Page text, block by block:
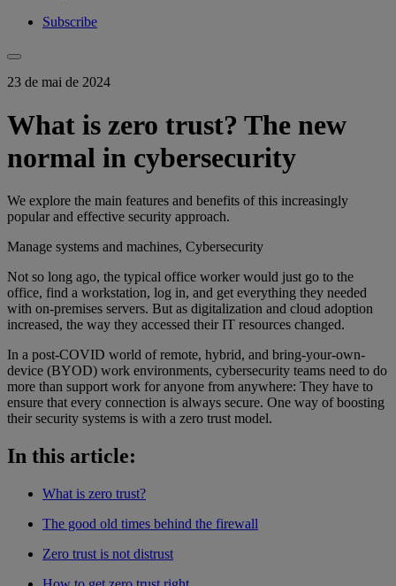
Subscribe
23 de mai de 2024
What is zero trust? The new
normal in cybersecurity
We explore the main features and benefits of this increasingly
popular and effective security approach.
Manage systems and machines, Cybersecurity
Not so long ago, the typical office worker would just go to the
office, find a workstation, log in, and get everything they needed
with on-premises servers. But as digitalization and cloud adoption
increased, the way they accessed their IT resources changed.
In a post-COVID world of remote, hybrid, and bring-your-own-
device (BYOD) work environments, cybersecurity teams need to do
more than support work for anyone from anywhere: They have to
ensure that every connection is always secure. One way of boosting
their security systems is with a zero trust model.
In this article:
What is zero trust?
The good old times behind the firewall
Zero trust is not distrust